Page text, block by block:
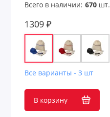
Всего в наличии: 670шт.
1309 ₽
Все варианты - 3 шт
В корзину